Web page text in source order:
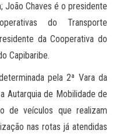
João Chaves é o presidente
do Transporte
da Cooperativa do
Capibaribe.
pela 2ª Vara da
Autarquia de Mobilidade de
de veículos que realizam
nas rotas já atendidas